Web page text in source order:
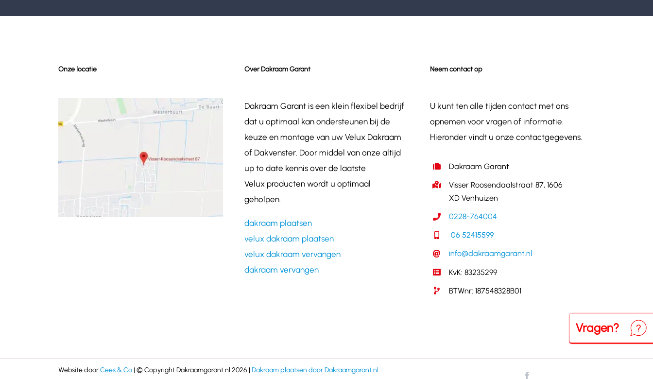
Onze locatie Over Dakraam Garant
Dakraam Garant is een klein flexibel bedrijf
dat u optimaal kan ondersteunen bij de
keuze en montage van uw Velux Dakraam
of Dakvenster. Door middel van onze altijd
up to date kennis over de laatste
Velux producten wordt u optimaal
geholpen.
dakraam plaatsen
velux dakraam plaatsen
velux dakraam vervangen
dakraam vervangen
Neem contact op
U kunt ten alle tijden contact met ons
opnemen voor vragen of informatie.
Hieronder vindt u onze contactgegevens.
Dakraam Garant
Visser Roosendaalstraat 87, 1606
XD Venhuizen
0228-764004
06 52415599
info@dakraamgarant.nl
KvK: 83235299
BTWnr: 187548328B01
Website doorCees & Co| © Copyright Dakraamgarant.nl 2026 | Dakraam plaatsen door Dakraamgarant.nl
Vragen?